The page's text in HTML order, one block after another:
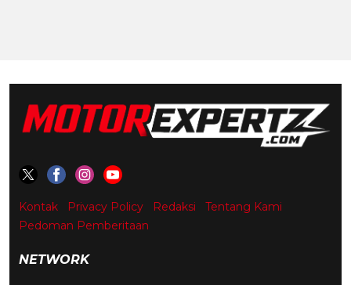
Kontak Privacy Policy Redaksi
Tentang Kami
Pedoman Pemberitaan
NETWORK